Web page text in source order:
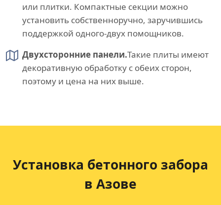
или плитки. Компактные секции можно
установить собственноручно, заручившись
поддержкой одного-двух помощников.
Двухсторонние панели.Такие плиты имеют
декоративную обработку с обеих сторон,
поэтому и цена на них выше.
Установка бетонного забора
в Азове